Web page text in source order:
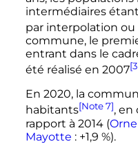
intermédiaires
par interpolation
commune, le
entrant dans le
été réalisé en 2007
En 2020, la
habitants[Note 7], en
rapport à 2014 (Orne
Mayotte : +1,9 %).